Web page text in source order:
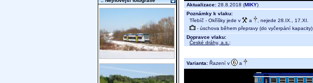
Aktualizace: 28.8.2018 (MIKY)
Poznámky k vlaku:
Třebíč - Okříšky jede v
a
, nejede 28.IX., 17.XI.
- úschova během přepravy (do vyčerpání kapacity)
Dopravce vlaku:
České dráhy, a.s. ;
Varianta: Řazení v a